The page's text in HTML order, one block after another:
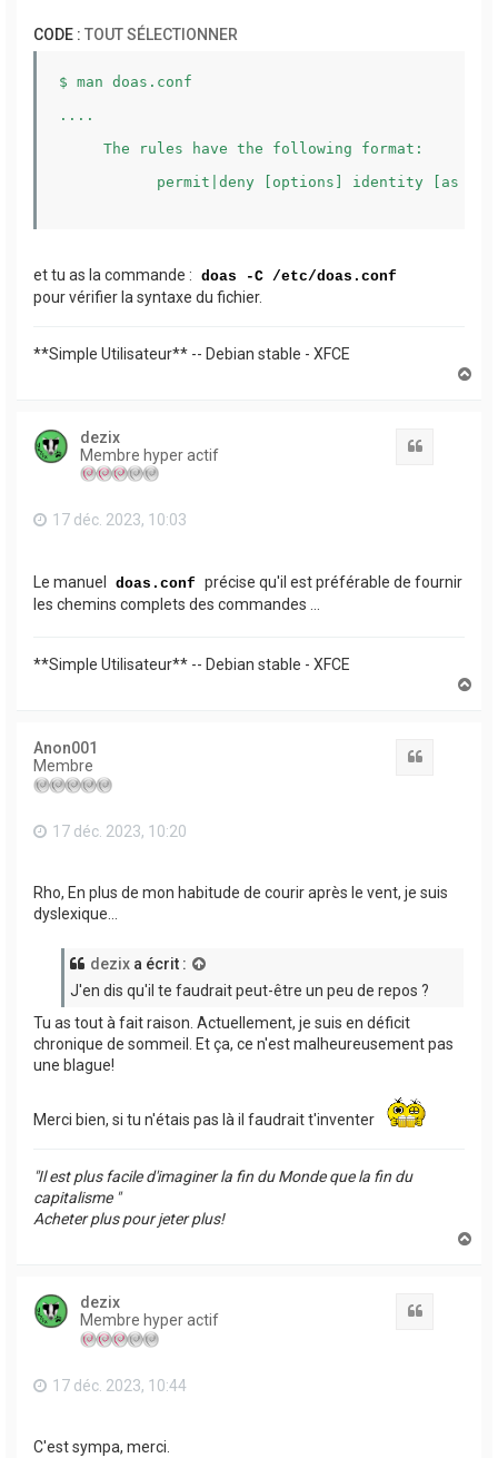
CODE : TOUT SÉLECTIONNER
$ man doas.conf
....
     The rules have the following format:
permit|deny [options] identity [as
et tu as la commande : doas -C /etc/doas.conf
pour vérifier la syntaxe du fichier.
**Simple Utilisateur** -- Debian stable - XFCE
dezix
Membre hyper actif
17 déc. 2023, 10:03
Le manuel doas.conf précise qu'il est préférable de fournir
les chemins complets des commandes ...
**Simple Utilisateur** -- Debian stable - XFCE
Anon001
Membre
17 déc. 2023, 10:20
Rho, En plus de mon habitude de courir après le vent, je suis
dyslexique...
dezix a écrit :
J'en dis qu'il te faudrait peut-être un peu de repos ?
Tu as tout à fait raison. Actuellement, je suis en déficit
chronique de sommeil. Et ça, ce n'est malheureusement pas
une blague!
Merci bien, si tu n'étais pas là il faudrait t'inventer
"Il est plus facile d'imaginer la fin du Monde que la fin du
capitalisme "
Acheter plus pour jeter plus!
dezix
Membre hyper actif
17 déc. 2023, 10:44
C'est sympa, merci.